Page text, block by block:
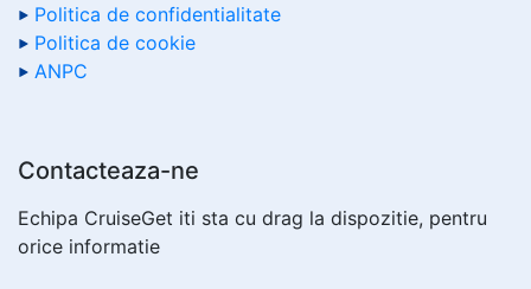
Politica de confidentialitate
Politica de cookie
ANPC
Contacteaza-ne
Echipa CruiseGet iti sta cu drag la dispozitie, pentru
orice informatie